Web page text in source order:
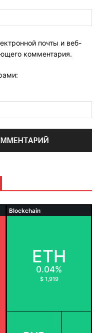
почты и веб-
комментария.